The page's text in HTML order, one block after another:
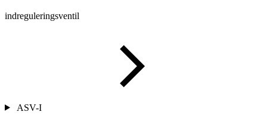
indreguleringsventil
ASV-I